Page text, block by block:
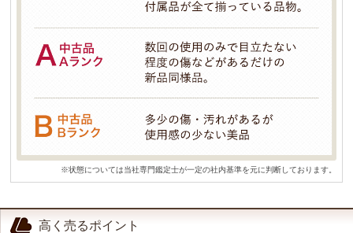
※状態については当社専門鑑定士が一定の社内基準を元に判断しております。
高く売るポイント